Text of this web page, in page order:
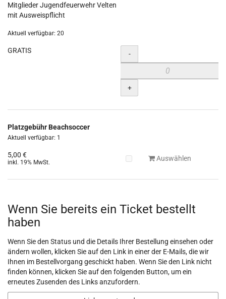
Mitglieder Jugendfeuerwehr Velten
mit Ausweispflicht
Aktuell verfügbar: 20
GRATIS Menge
-
+
Platzgebühr Beachsoccer
Aktuell verfügbar: 1
5,00 €
inkl. 19% MwSt.
Auswählen
Wenn Sie bereits ein Ticket bestellt
haben
Wenn Sie den Status und die Details Ihrer Bestellung einsehen oder
ändern wollen, klicken Sie auf den Link in einer der E-Mails, die wir
Ihnen im Bestellvorgang geschickt haben. Wenn Sie den Link nicht
finden können, klicken Sie auf den folgenden Button, um ein
erneutes Zusenden des Links anzufordern.